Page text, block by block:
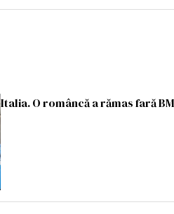
Italia. O româncă a rămas fară